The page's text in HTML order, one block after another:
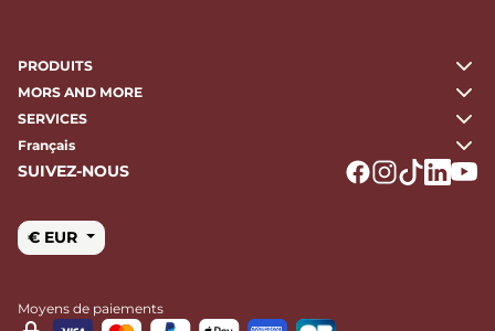
PRODUITS
MORS AND MORE
SERVICES
Français
SUIVEZ-NOUS
€ EUR
Moyens de paiements